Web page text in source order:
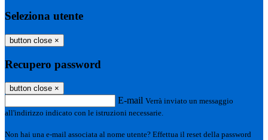
Seleziona utente
button close ×
Recupero password
button close ×
E-mail Verrà inviato un messaggio
all'indirizzo indicato con le istruzioni necessarie.
Non hai una e-mail associata al nome utente? Effettua il reset della password